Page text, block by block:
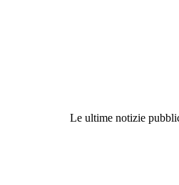
Le ultime notizie